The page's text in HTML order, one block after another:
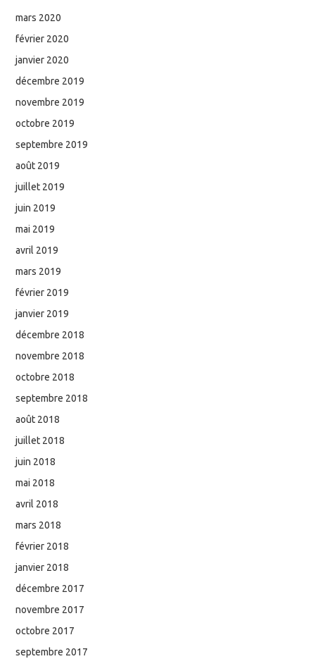
mars 2020
février 2020
janvier 2020
décembre 2019
novembre 2019
octobre 2019
septembre 2019
août 2019
juillet 2019
juin 2019
mai 2019
avril 2019
mars 2019
février 2019
janvier 2019
décembre 2018
novembre 2018
octobre 2018
septembre 2018
août 2018
juillet 2018
juin 2018
mai 2018
avril 2018
mars 2018
février 2018
janvier 2018
décembre 2017
novembre 2017
octobre 2017
septembre 2017